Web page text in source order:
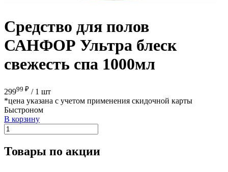
Средство для полов
САНФОР Ультра блеск
свежесть спа 1000мл
29999 ₽ / 1 шт
*цена указана с учетом применения скидочной карты
Быстроном
В корзину
Товары по акции